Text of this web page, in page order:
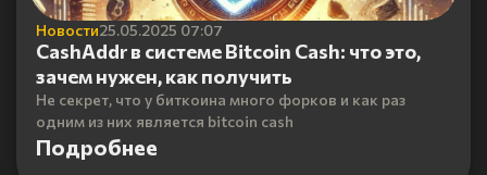
Новости25.05.2025 07:07
CashAddr в системе Bitcoin Cash: что это,
зачем нужен, как получить
Не секрет, что у биткоина много форков и как раз
одним из них является bitcoin cash
Подробнее